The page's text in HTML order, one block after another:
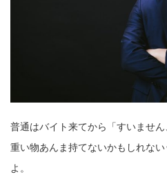
普通はバイト来てから「すいませ
重い物あんま持てないかもしれな
よ。